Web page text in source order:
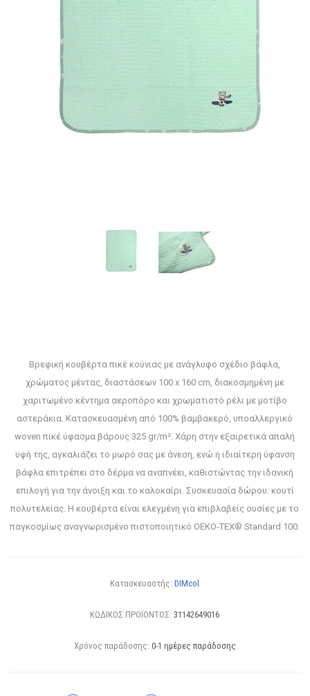
Βρεφική κουβέρτα πικέ κούνιας με ανάγλυφο σχέδιο βάφλα,
χρώματος μέντας, διαστάσεων 100 x 160 cm, διακοσμημένη με
χαριτωμένο κέντημα αεροπόρο και χρωματιστό ρέλι με μοτίβο
αστεράκια. Κατασκευασμένη από 100% βαμβακερό, υποαλλεργικό
woven πικέ ύφασμα βάρους 325 gr/m². Χάρη στην εξαιρετικά απαλή
υφή της, αγκαλιάζει το μωρό σας με άνεση, ενώ η ιδιαίτερη ύφανση
βάφλα επιτρέπει στο δέρμα να αναπνέει, καθιστώντας την ιδανική
επιλογή για την άνοιξη και το καλοκαίρι. Συσκευασία δώρου: κουτί
πολυτελείας. Η κουβέρτα είναι ελεγμένη για επιβλαβείς ουσίες με το
παγκοσμίως αναγνωρισμένο πιστοποιητικό OEKO-TEX® Standard 100.
Κατασκευαστής: DIMcol
ΚΩΔΙΚΟΣ ΠΡΟΪΟΝΤΟΣ: 31142649016
Χρόνος παράδοσης: 0-1 ημέρες παράδοσης